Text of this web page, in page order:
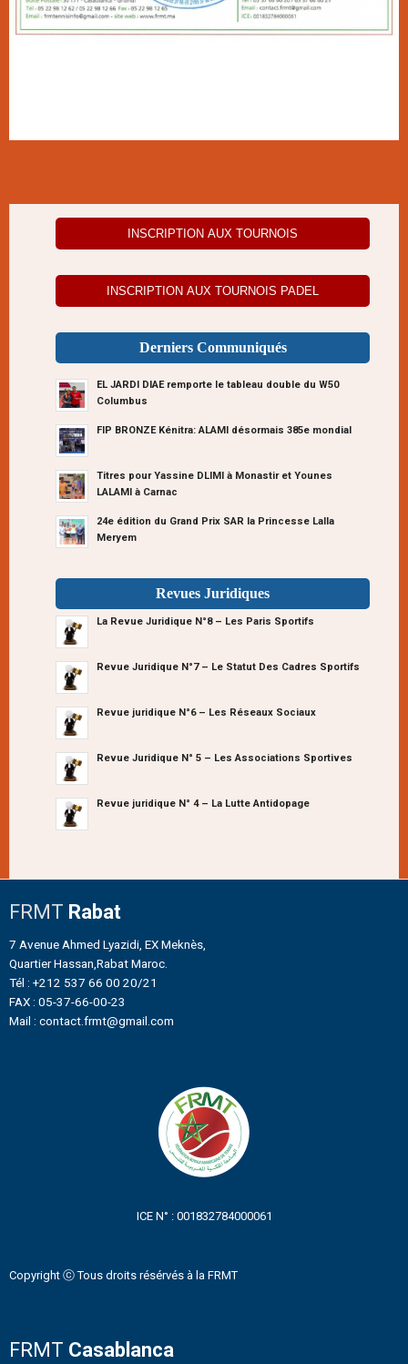
INSCRIPTION AUX TOURNOIS
INSCRIPTION AUX TOURNOIS PADEL
Derniers Communiqués
EL JARDI DIAE remporte le tableau double du W50
Columbus
FIP BRONZE Kénitra: ALAMI désormais 385e mondial
Titres pour Yassine DLIMI à Monastir et Younes
LALAMI à Carnac
24e édition du Grand Prix SAR la Princesse Lalla
Meryem
Revues Juridiques
La Revue Juridique N°8 – Les Paris Sportifs
Revue Juridique N°7 – Le Statut Des Cadres Sportifs
Revue juridique N°6 – Les Réseaux Sociaux
Revue Juridique N° 5 – Les Associations Sportives
Revue juridique N° 4 – La Lutte Antidopage
FRMT Rabat
7 Avenue Ahmed Lyazidi, EX Meknès,
Quartier Hassan,Rabat Maroc.
Tél : +212 537 66 00 20/21
FAX : 05-37-66-00-23
Mail : contact.frmt@gmail.com
ICE N° : 001832784000061
Copyright ⓒ Tous droits résérvés à la FRMT
FRMT Casablanca